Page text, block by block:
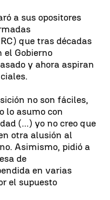
a sus opositores
que tras décadas
el Gobierno
y ahora aspiran
no son fáciles,
lo asumo con
(...) yo no creo que
otra alusión al
Asimismo, pidió a
de
en varias
el supuesto